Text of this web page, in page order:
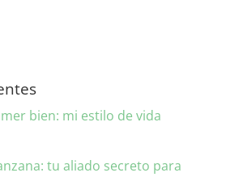
bien: mi estilo de vida
tu aliado secreto para